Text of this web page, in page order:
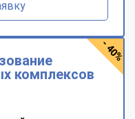
комплексов
- 40%